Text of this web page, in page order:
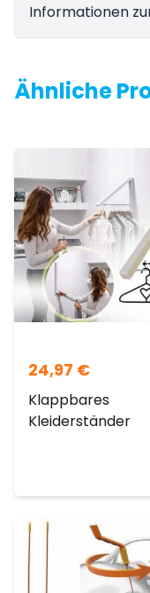
Informationen
Ähnliche
24,97 €
Klappbares
Kleiderständer